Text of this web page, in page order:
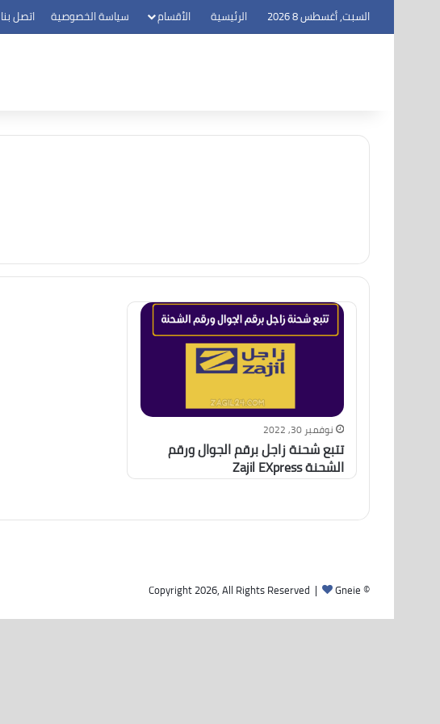
السبت, أغسطس 8 2026 الرئيسية الأقسام سياسة الخصوصية اتصل بنا
نوفمبر 30, 2022
تتبع شحنة زاجل برقم الجوال ورقم
الشحنة Zajil EXpress
© Copyright 2026, All Rights Reserved |
Gneie